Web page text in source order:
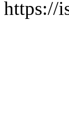
https://